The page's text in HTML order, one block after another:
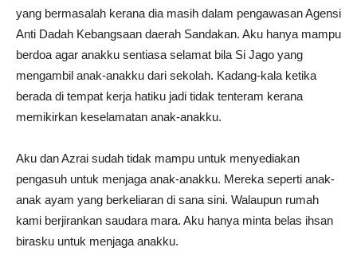
yang bermasalah kerana dia masih dalam pengawasan Agensi
Anti Dadah Kebangsaan daerah Sandakan. Aku hanya mampu
berdoa agar anakku sentiasa selamat bila Si Jago yang
mengambil anak-anakku dari sekolah. Kadang-kala ketika
berada di tempat kerja hatiku jadi tidak tenteram kerana
memikirkan keselamatan anak-anakku.
Aku dan Azrai sudah tidak mampu untuk menyediakan
pengasuh untuk menjaga anak-anakku. Mereka seperti anak-
anak ayam yang berkeliaran di sana sini. Walaupun rumah
kami berjirankan saudara mara. Aku hanya minta belas ihsan
birasku untuk menjaga anakku.